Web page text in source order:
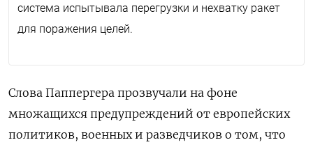
система испытывала перегрузки и нехватку ракет
для поражения целей.
Слова Паппергера прозвучали на фоне
множащихся предупреждений от европейских
политиков, военных и разведчиков о том, что